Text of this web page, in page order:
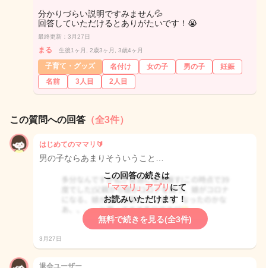
分かりづらい説明ですみません💦
回答していただけるとありがたいです！😭
最終更新：3月27日
まる 生後1ヶ月, 2歳3ヶ月, 3歳4ヶ月
子育て・グッズ 名付け 女の子 男の子
妊娠
名前
3人目 2人目
この質問への回答 （全3件）
はじめてのママリ🔰
男の子ならあまりそういうこと…
この回答の続きは
「ママリ」アプリ にて
お読みいただけます！
無料で続きを見る(全3件)
3月27日
退会ユーザー